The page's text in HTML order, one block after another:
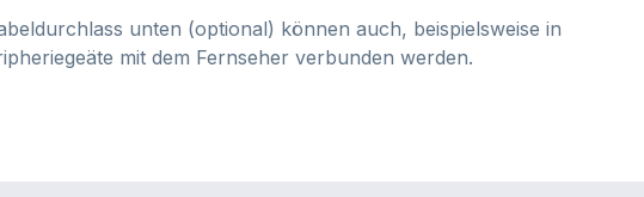
unten (optional) können auch, beispielsweise in
mit dem Fernseher verbunden werden.